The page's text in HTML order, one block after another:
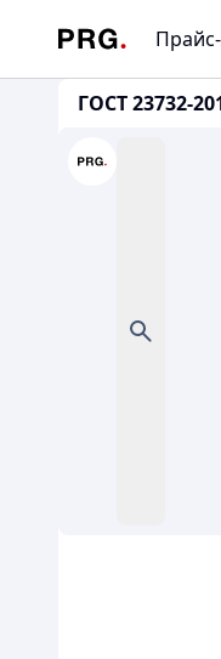
ГОСТ 23732-